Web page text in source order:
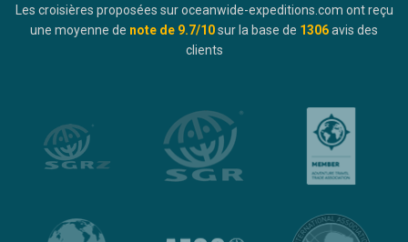
Les croisières proposées sur oceanwide-expeditions.com ont reçu
une moyenne de note de 9.7/10sur la base de 1306avis des
clients